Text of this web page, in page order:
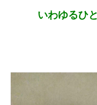
いわゆるひ